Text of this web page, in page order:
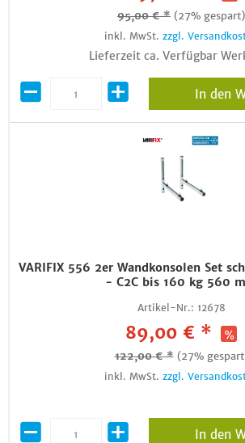
95,00 € * (27% gespart)
inkl. MwSt. zzgl.
Lieferzeit ca. Verfügbar
In den
VARIFIX 556 2er Wandkonsolen Set
- C2C bis 160 kg 560
Artikel-Nr.: 12678
89,00 € *
122,00 € * (27%
inkl. MwSt. zzgl.
In den